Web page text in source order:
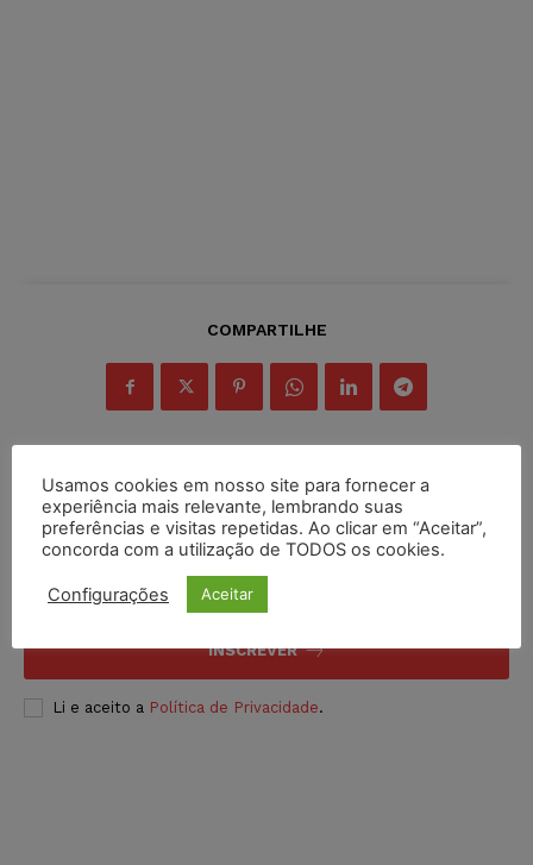
COMPARTILHE
Inscreva-se
INSCREVER
Li e aceito a Política de Privacidade.
Usamos cookies em nosso site para fornecer a
experiência mais relevante, lembrando suas
preferências e visitas repetidas. Ao clicar em “Aceitar”,
concorda com a utilização de TODOS os cookies.
Configurações Aceitar